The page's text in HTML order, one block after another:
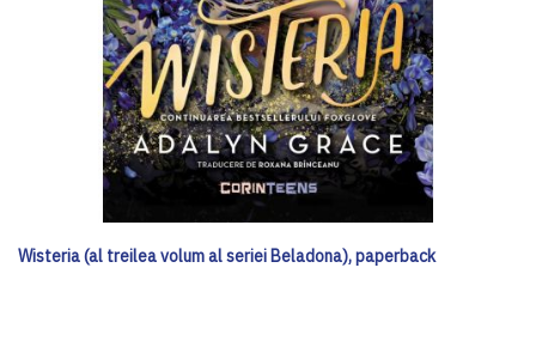
Wisteria (al treilea volum al seriei Beladona), paperback